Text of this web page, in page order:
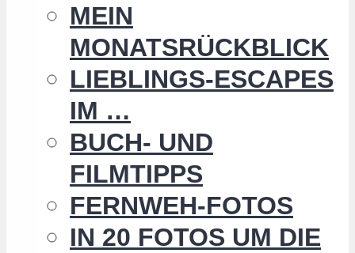
MEIN
MONATSRÜCKBLICK
LIEBLINGS-ESCAPES
IM …
BUCH- UND
FILMTIPPS
FERNWEH-FOTOS
IN 20 FOTOS UM DIE